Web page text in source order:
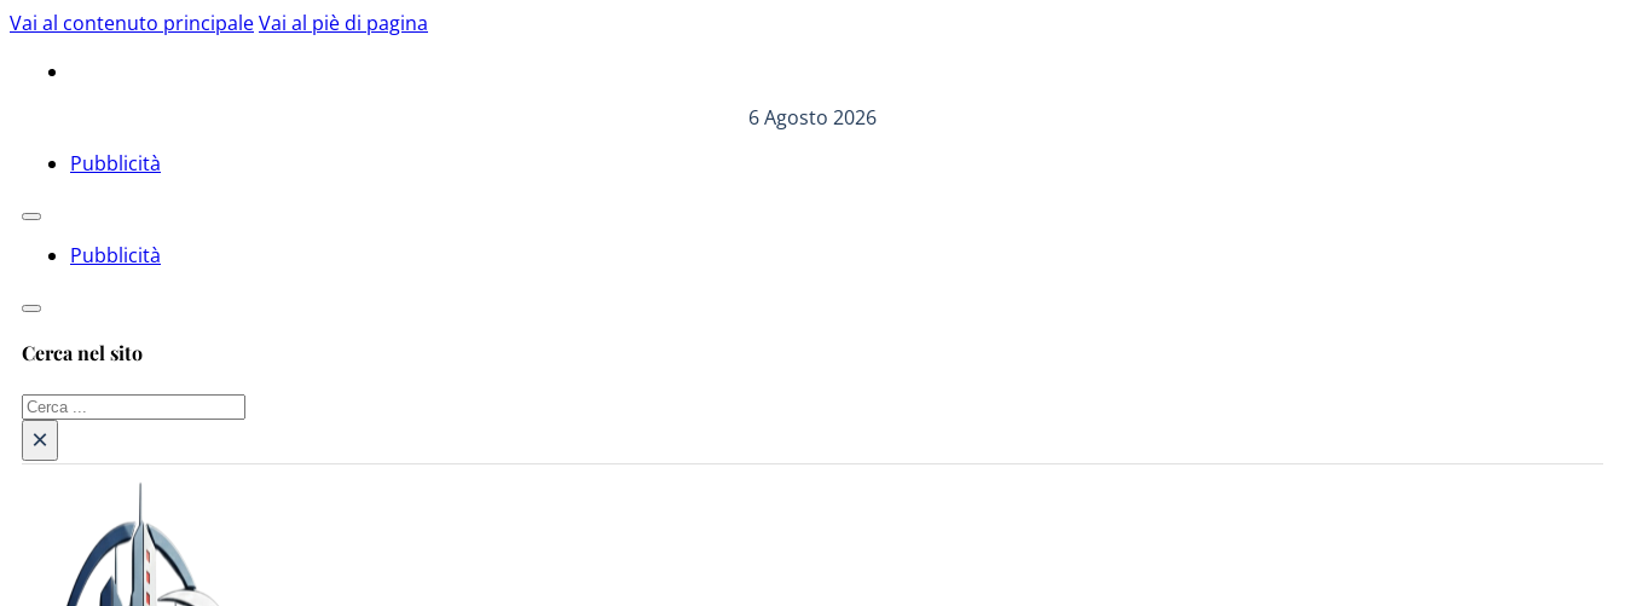
Vai al contenuto principaleVai al piè di pagina
6 Agosto 2026
Pubblicità
Pubblicità
Cerca nel sito
Cerca
×